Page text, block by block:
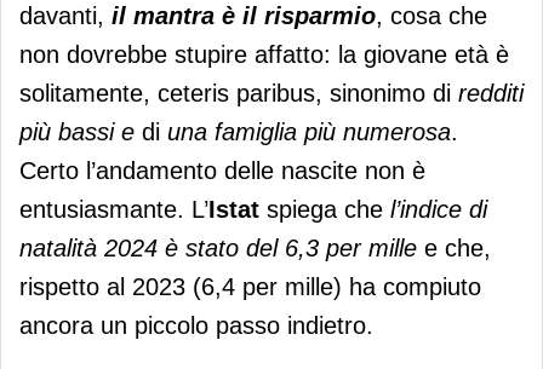
davanti, il mantra è il risparmio, cosa che
non dovrebbe stupire affatto: la giovane età è
solitamente, ceteris paribus, sinonimo di redditi
più bassi e di una famiglia più numerosa.
Certo l’andamento delle nascite non è
entusiasmante. L’Istat spiega che l’indice di
natalità 2024 è stato del 6,3 per mille e che,
rispetto al 2023 (6,4 per mille) ha compiuto
ancora un piccolo passo indietro.